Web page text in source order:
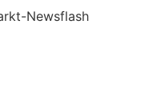
Newsflash